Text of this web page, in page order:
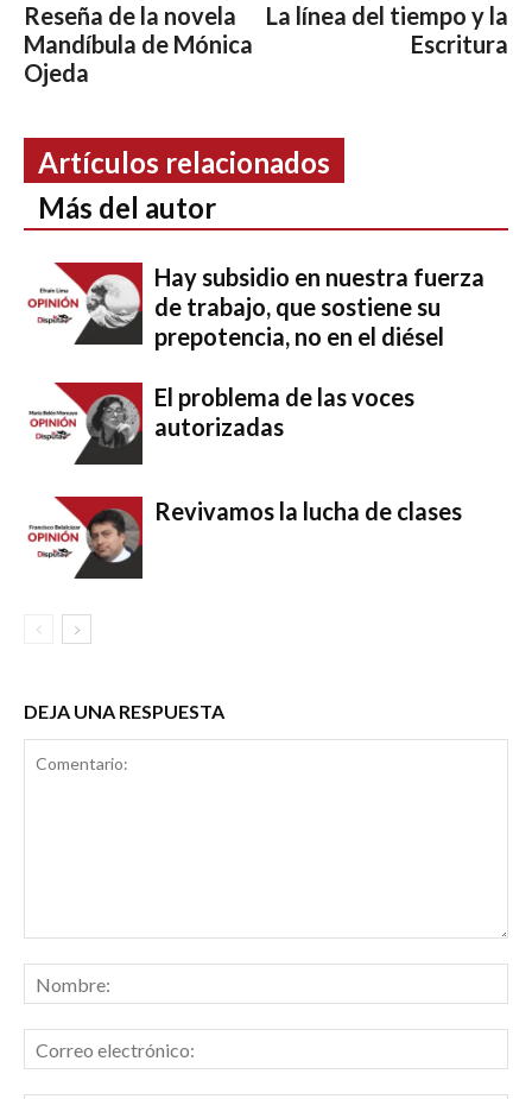
Reseña de la novela
Mandíbula de Mónica
Ojeda
La línea del tiempo y la
Escritura
Artículos relacionados
Más del autor
Hay subsidio en nuestra fuerza
de trabajo, que sostiene su
prepotencia, no en el diésel
El problema de las voces
autorizadas
Revivamos la lucha de clases
DEJA UNA RESPUESTA